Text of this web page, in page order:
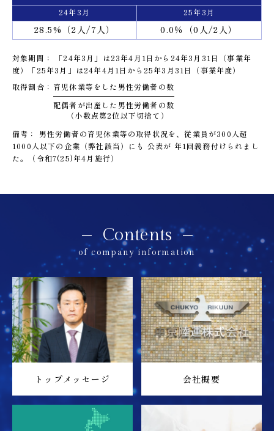
24年3月 25年3月
28.5%（2人/7人） 0.0％（0人/2人）
対象期間：
「24年3月」は23年4月1日から24年3月31日（事業年
度）
「25年3月」は24年4月1日から25年3月31日（事業年度）
取得割合： 育児休業等をした男性労働者の数
配偶者が出産した男性労働者の数
（小数点第2位以下切捨て）
備考：
男性労働者の育児休業等の取得状況を、従業員が300人超
1000人以下の企業（弊社該当）にも 公表が 年1回義務付けられまし
た。
（令和7(25)年4月施行）
Contents
of company information
トップメッセージ 会社概要